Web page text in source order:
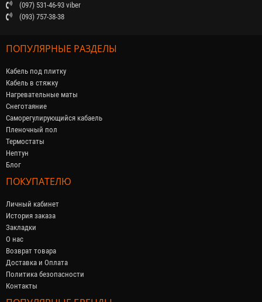
(097) 531-46-93 viber
(093) 757-38-38
ПОПУЛЯРНЫЕ РАЗДЕЛЫ
Кабель под плитку
Кабель в стяжку
Нагревательные маты
Снеготаяние
Саморегулирующийся кабaель
Пленочный пол
Термостаты
Нептун
Блог
ПОКУПАТЕЛЮ
Личный кабинет
История заказа
Закладки
О нас
Возврат товара
Доставка и Оплата
Политика безопасности
Контакты